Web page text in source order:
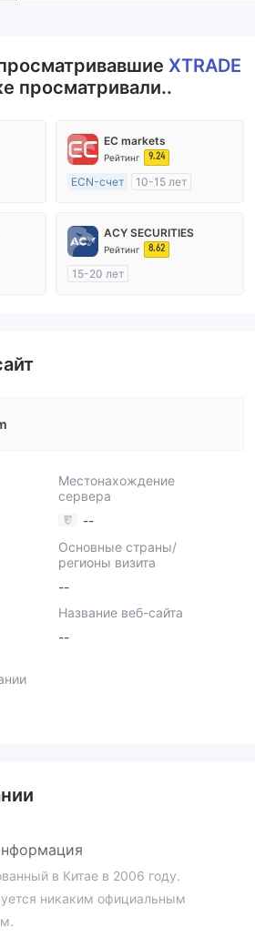
XTRADE
просматривали..
EC markets
Рейтинг 9.24
ECN-счет
10-15 лет
Маркет-Мейкинг (MM)
Основной стандарт MT4
ACY SECURITIES
Рейтинг 8.62
15-20 лет
Местонахождение
сервера
--
Основные страны/
регионы визита
--
Название веб-сайта
--
в Китае в 2006 году.
никаким официальным